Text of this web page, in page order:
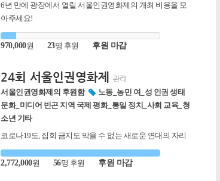
6년 만에 광장에서 열릴 서울인권영화제의 개최 비용을 모
아주세요!
970,000원 23명 후원 후원 마감
24회 서울인권영화제 관리
서울인권영화제의 후원함
노동_농민 여_성 인권 생태
문화_미디어 빈곤 지역 국제 평화_통일 정치_사회 교육_청
소년 기타
코로나19도, 집회 금지도 막을 수 없는 새로운 연대의 자리
를 위하여, 2년 만에 개최되는 24회 서울인권영화제 "우리의
거리를 마주하라"를 함께 만들어주세요!
2,772,000원 56명 후원 후원 마감